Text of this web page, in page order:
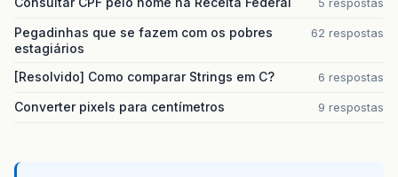
Pegadinhas que se fazem com os pobres
estagiários
62 respostas
[Resolvido] Como comparar Strings em C? 6 respostas
Converter pixels para centímetros 9 respostas